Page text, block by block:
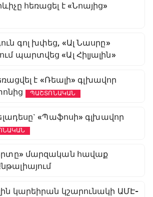
հեռացել է «Նոայից»
գոլ խփեց, «Ալ Նասրը»
պարտվեց «Ալ Հիլյալին»
է «Ռեալի» գլխավոր
ՊԱՇՏՈՆԱԿԱՆ
«Պաֆոսի» գլխավոր
մարզական հավաք
կարեիրան կշարունակի ԱՄԷ-